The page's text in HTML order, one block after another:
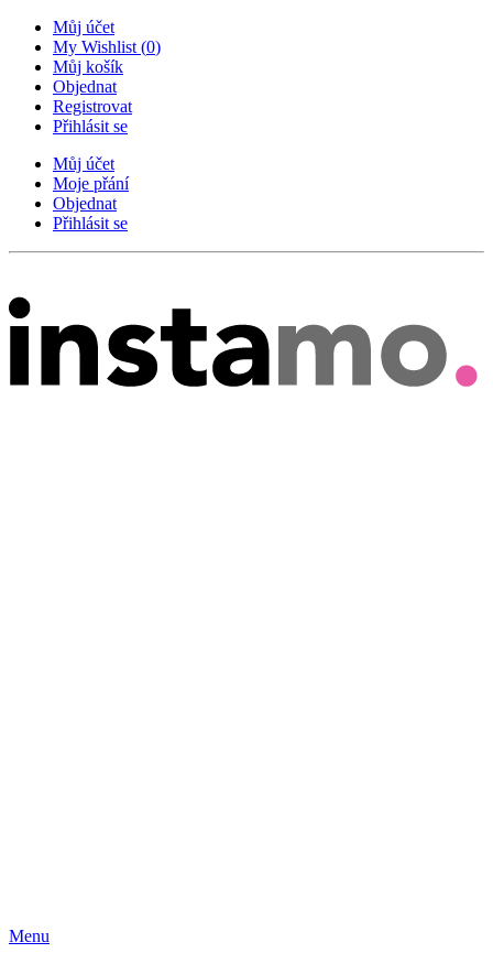
Můj účet
My Wishlist (0)
Můj košík
Objednat
Registrovat
Přihlásit se
Můj účet
Moje přání
Objednat
Přihlásit se
Menu